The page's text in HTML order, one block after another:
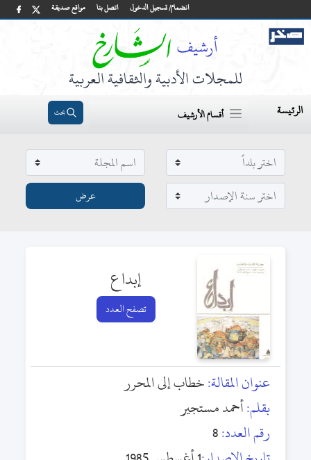
مواقع صديقة اتصل بنا انضمام/ تسجيل الدخول
للمجلات الأدبية والثقافية العربية
الرئيسة أقسام الأرشيف بحث
إبداع
تصفح العدد
عنوان المقالة:خطاب إلى المحرر
بقلم:أحمد مستجير
رقم العدد:8